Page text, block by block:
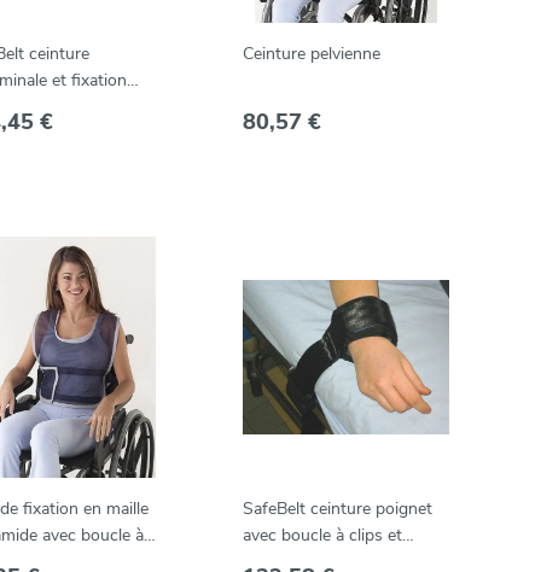
ceinture
et fixation
€
Ceinture pelvienne
80,57 €
fixation en maille
avec boucle à
SafeBelt ceinture poignet
avec boucle à clips et